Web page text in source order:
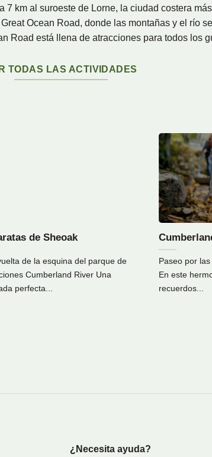
7 km al suroeste de Lorne, la ciudad costera
Ocean Road, donde las montañas y el río
Road está llena de atracciones para todos los
TODAS LAS ACTIVIDADES
de Sheoak
de la esquina del parque de
Cumberland River Una
perfecta...
Paseo por
En este
recuerdos...
¿Necesita ayuda?